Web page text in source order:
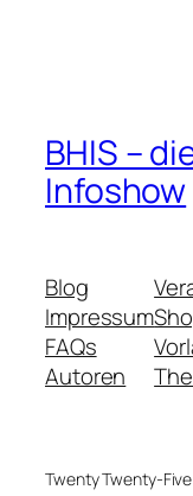
BHIS –
Infoshow
Blog
Impressum
FAQs
Autoren
Twenty Twenty-Five